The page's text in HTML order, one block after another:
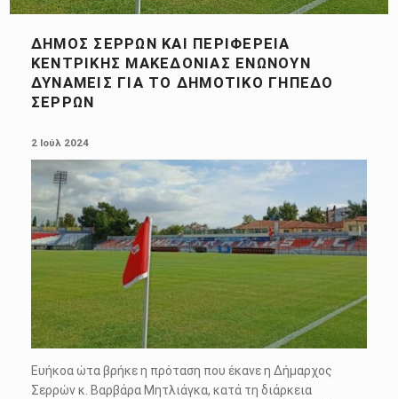
ΔΉΜΟΣ ΣΕΡΡΏΝ ΚΑΙ ΠΕΡΙΦΈΡΕΙΑ
ΚΕΝΤΡΙΚΉΣ ΜΑΚΕΔΟΝΊΑΣ ΕΝΏΝΟΥΝ
ΔΥΝΆΜΕΙΣ ΓΙΑ ΤΟ ΔΗΜΟΤΙΚΌ ΓΉΠΕΔΟ
ΣΕΡΡΏΝ
2 Ιούλ 2024
Ευήκοα ώτα βρήκε η πρόταση που έκανε η Δήμαρχος
Σερρών κ. Βαρβάρα Μητλιάγκα, κατά τη διάρκεια